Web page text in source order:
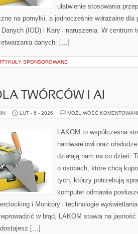
ułatwienie stosowania
na pomyłki, a jednocześnie wdrażalne
Danych (IOD) i Kary i naruszenia. W centrum
danych: […]
SPONSOROWANE
TWÓRCÓW I AI
LUT - 6 - 2026 MOŻLIWOŚĆ
LAKOM to współczesna
hardware’owi oraz
działają nam na co dzień.
o osobach, które chcą
tych, którzy potrzebują
komputer odmawia
i Monitory i technologie
w błąd, LAKOM stawia na
[…]